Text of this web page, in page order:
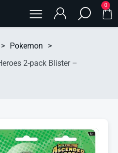
0
> Pokemon
>
2-pack Blister –